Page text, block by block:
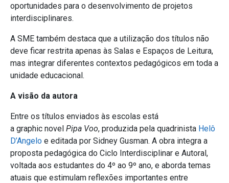
oportunidades para o desenvolvimento de projetos
interdisciplinares.
A SME também destaca que a utilização dos títulos não
deve ficar restrita apenas às Salas e Espaços de Leitura,
mas integrar diferentes contextos pedagógicos em toda a
unidade educacional.
A visão da autora
Entre os títulos enviados às escolas está
a graphic novel Pipa Voo, produzida pela quadrinista Helô
D’Angelo e editada por Sidney Gusman. A obra integra a
proposta pedagógica do Ciclo Interdisciplinar e Autoral,
voltada aos estudantes do 4º ao 9º ano, e aborda temas
atuais que estimulam reflexões importantes entre